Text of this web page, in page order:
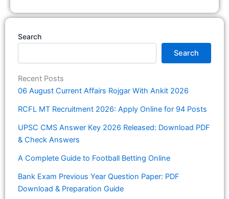
Search
Search
Recent Posts
06 August Current Affairs Rojgar With Ankit 2026
RCFL MT Recruitment 2026: Apply Online for 94 Posts
UPSC CMS Answer Key 2026 Released: Download PDF
& Check Answers
A Complete Guide to Football Betting Online
Bank Exam Previous Year Question Paper: PDF
Download & Preparation Guide